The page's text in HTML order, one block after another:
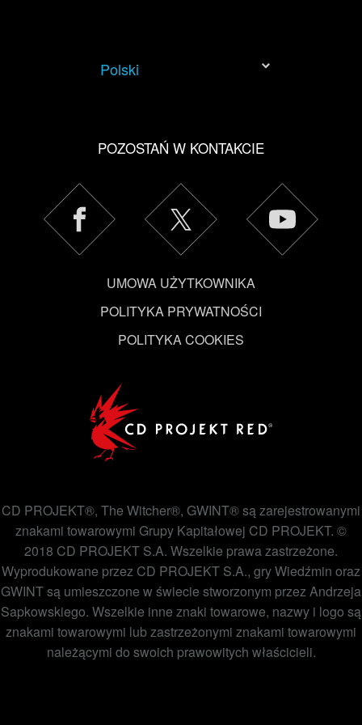
Polski
POZOSTAŃ W KONTAKCIE
UMOWA UŻYTKOWNIKA
POLITYKA PRYWATNOŚCI
POLITYKA COOKIES
CD PROJEKT®, The Witcher®, GWINT® są zarejestrowanymi
znakami towarowymi Grupy Kapitałowej CD PROJEKT. ©
2018 CD PROJEKT S.A. Wszelkie prawa zastrzeżone.
Wyprodukowane przez CD PROJEKT S.A., gry Wiedźmin oraz
GWINT są umieszczone w świecie stworzonym przez Andrzeja
Sapkowskiego. Wszelkie inne znaki towarowe, nazwy i logo są
znakami towarowymi lub zastrzeżonymi znakami towarowymi
należącymi do swoich prawowitych właścicieli.